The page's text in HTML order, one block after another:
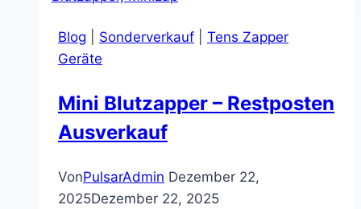
Blog Sonderverkauf
Tens Zapper
Geräte
Mini Blutzapper – Restposten
Ausverkauf
VonPulsarAdmin Dezember 22,
2025Dezember 22, 2025